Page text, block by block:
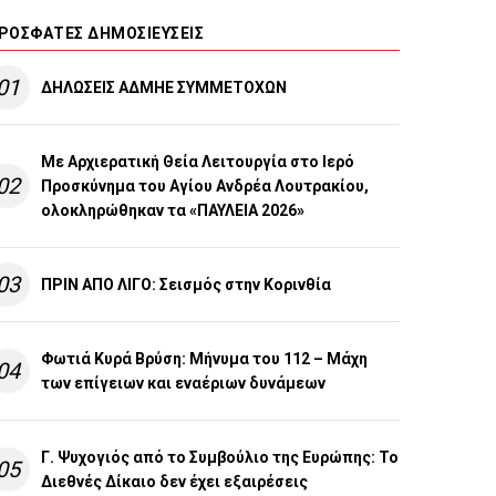
ΔΗΜΟΣΙΕΎΣΕΙΣ
ΔΗΛΩΣΕΙΣ ΑΔΜΗΕ ΣΥΜΜΕΤΟΧΩΝ
Με Αρχιερατική Θεία Λειτουργία στο Ιερό
Προσκύνημα του Αγίου Ανδρέα Λουτρακίου,
ολοκληρώθηκαν τα «ΠΑΥΛΕΙΑ 2026»
ΠΡΙΝ ΑΠΟ ΛΙΓO: Σεισμός στην Κορινθία
Φωτιά Κυρά Βρύση: Μήνυμα του 112 – Μάχη
των επίγειων και εναέριων δυνάμεων
Γ. Ψυχογιός από το Συμβούλιο της Ευρώπης: Το
Διεθνές Δίκαιο δεν έχει εξαιρέσεις